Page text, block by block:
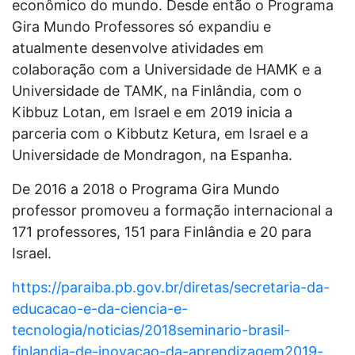
econômico do mundo. Desde então o Programa
Gira Mundo Professores só expandiu e
atualmente desenvolve atividades em
colaboração com a Universidade de HAMK e a
Universidade de TAMK, na Finlândia, com o
Kibbuz Lotan, em Israel e em 2019 inicia a
parceria com o Kibbutz Ketura, em Israel e a
Universidade de Mondragon, na Espanha.
De 2016 a 2018 o Programa Gira Mundo
professor promoveu a formação internacional a
171 professores, 151 para Finlândia e 20 para
Israel.
https://paraiba.pb.gov.br/diretas/secretaria-da-
educacao-e-da-ciencia-e-
tecnologia/noticias/2018seminario-brasil-